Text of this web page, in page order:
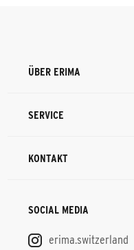
ÜBER ERIMA
SERVICE
KONTAKT
SOCIAL MEDIA
erima.switzerland